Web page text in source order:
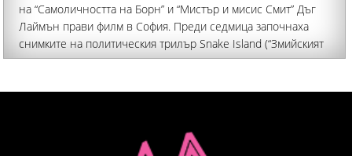
на “Самоличността на Борн” и “Мистър и мисис Смит” Дъг
Лаймън прави филм в София. Преди седмица започнаха
снимките на политическия трилър Snake Island (“Змийският
остров”), а в него участват Мария Бакалова и Ейдриън